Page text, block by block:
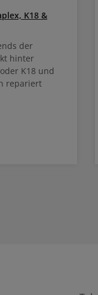
K18 &
der
hinter
K18 und
repariert